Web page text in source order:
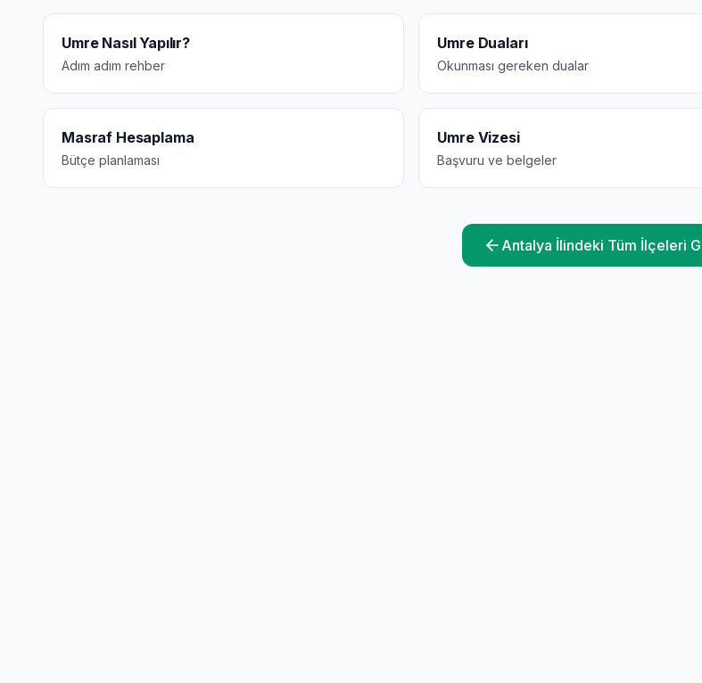
Umre Nasıl Yapılır?
Adım adım rehber
Umre Duaları
Okunması gereken dualar
Masraf Hesaplama
Bütçe planlaması
Umre Vizesi
Başvuru ve belgeler
Antalya İlindeki Tüm İlçeleri